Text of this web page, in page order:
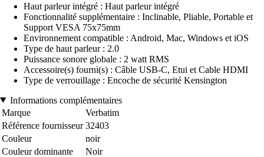
Haut parleur intégré : Haut parleur intégré
Fonctionnalité supplémentaire : Inclinable, Pliable, Portable et
Support VESA 75x75mm
Environnement compatible : Android, Mac, Windows et iOS
Type de haut parleur : 2.0
Puissance sonore globale : 2 watt RMS
Accessoire(s) fourni(s) : Câble USB-C, Etui et Cable HDMI
Type de verrouillage : Encoche de sécurité Kensington
Informations complémentaires
Marque
Verbatim
Référence fournisseur 32403
Couleur
noir
Couleur dominante
Noir